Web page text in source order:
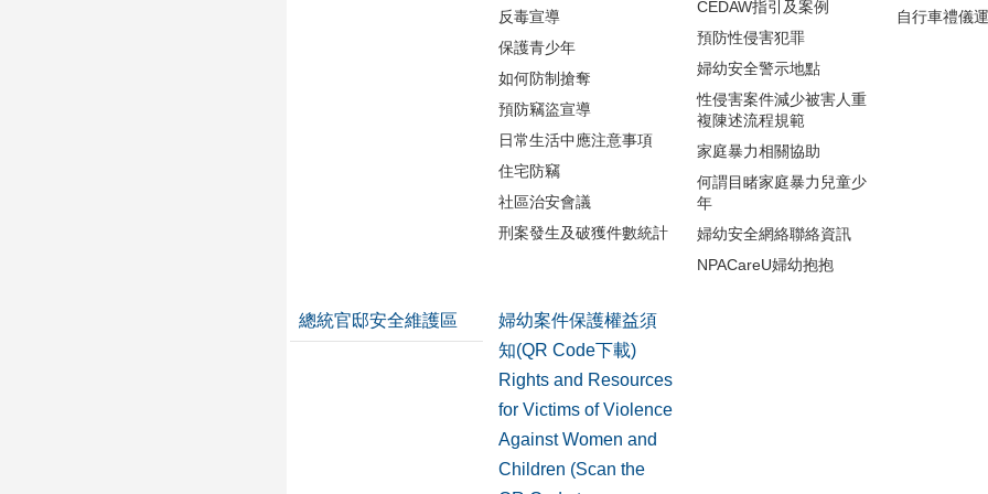
反毒宣導
保護青少年
如何防制搶奪
預防竊盜宣導
日常生活中應注意事項
住宅防竊
社區治安會議
刑案發生及破獲件數統計
CEDAW指引及案例
預防性侵害犯罪
婦幼安全警示地點
性侵害案件減少被害人重
複陳述流程規範
家庭暴力相關協助
何謂目睹家庭暴力兒童少
年
婦幼安全網絡聯絡資訊
NPACareU婦幼抱抱
自行車禮儀
總統官邸安全維護區
婦幼案件保護權益須
知(QR Code下載)
Rights and Resources
for Victims of Violence
Against Women and
Children (Scan the